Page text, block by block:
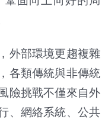
外部環境更趨複雜
各類傳統與非傳統
險挑戰不僅來自外
、網絡系統、公共